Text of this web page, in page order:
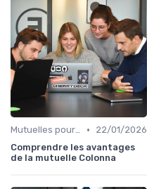
Mutuelles pour Particuliers •
22/01/2026
Comprendre les avantages
de la mutuelle Colonna